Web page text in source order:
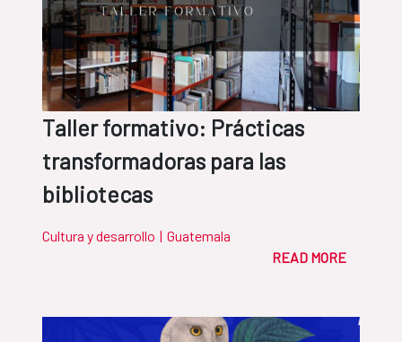
Taller formativo: Prácticas
transformadoras para las
bibliotecas
Cultura y desarrollo | Guatemala
READ MORE